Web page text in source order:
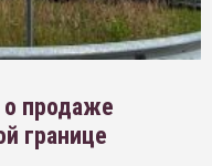
о продаже
границе